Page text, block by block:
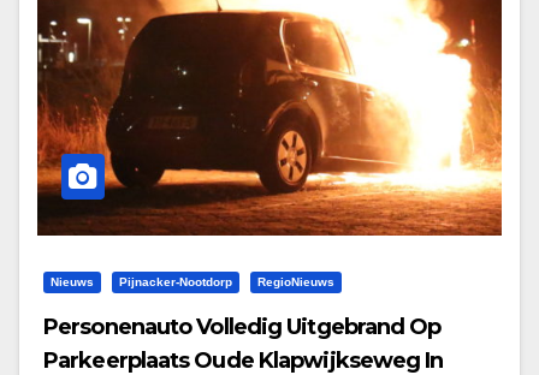
Nieuws Pijnacker-Nootdorp RegioNieuws
Personenauto Volledig Uitgebrand Op
Parkeerplaats Oude Klapwijkseweg In